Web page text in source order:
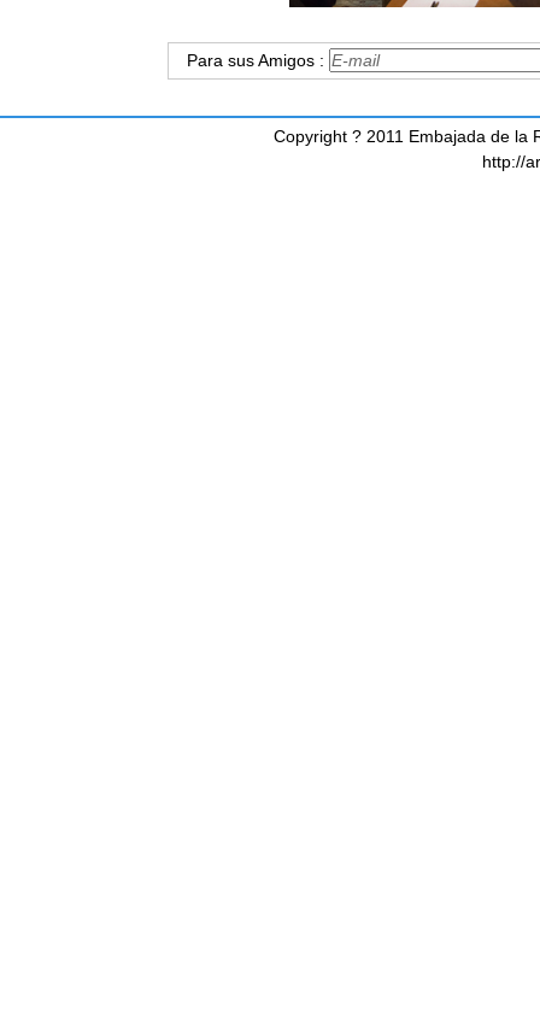
Para sus Amigos :
Copyright ? 2011 Embajada de la
http://